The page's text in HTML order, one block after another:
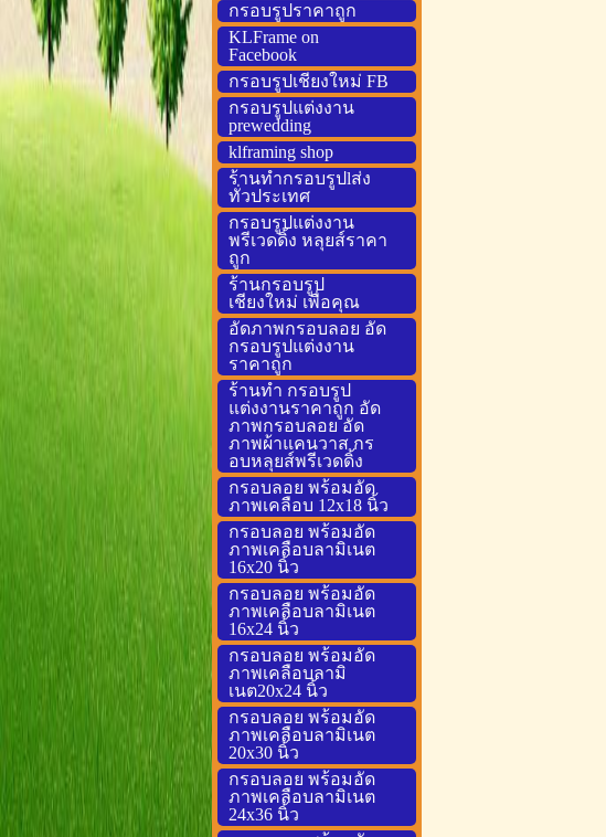
กรอบรูปราคาถูก
KLFrame on
Facebook
กรอบรูปเชียงใหม่ FB
กรอบรูปแต่งงาน
prewedding
klframing shop
ร้านทำกรอบรูปlส่ง
ทั่วประเทศ
กรอบรูปแต่งงาน
พรีเวดดิ้ง หลุยส์ราคา
ถูก
ร้านกรอบรูป
เชียงใหม่ เพื่อคุณ
อัดภาพกรอบลอย อัด
กรอบรูปแต่งงาน
ราคาถูก
ร้านทำ กรอบรูป
แต่งงานราคาถูก อัด
ภาพกรอบลอย อัด
ภาพผ้าแคนวาส กร
อบหลุยส์พรีเวดดิ้ง
กรอบลอย พร้อมอัด
ภาพเคลือบ 12x18 นิ้ว
กรอบลอย พร้อมอัด
ภาพเคลือบลามิเนต
16x20 นิ้ว
กรอบลอย พร้อมอัด
ภาพเคลือบลามิเนต
16x24 นิ้ว
กรอบลอย พร้อมอัด
ภาพเคลือบลามิ
เนต20x24 นิ้ว
กรอบลอย พร้อมอัด
ภาพเคลือบลามิเนต
20x30 นิ้ว
กรอบลอย พร้อมอัด
ภาพเคลือบลามิเนต
24x36 นิ้ว